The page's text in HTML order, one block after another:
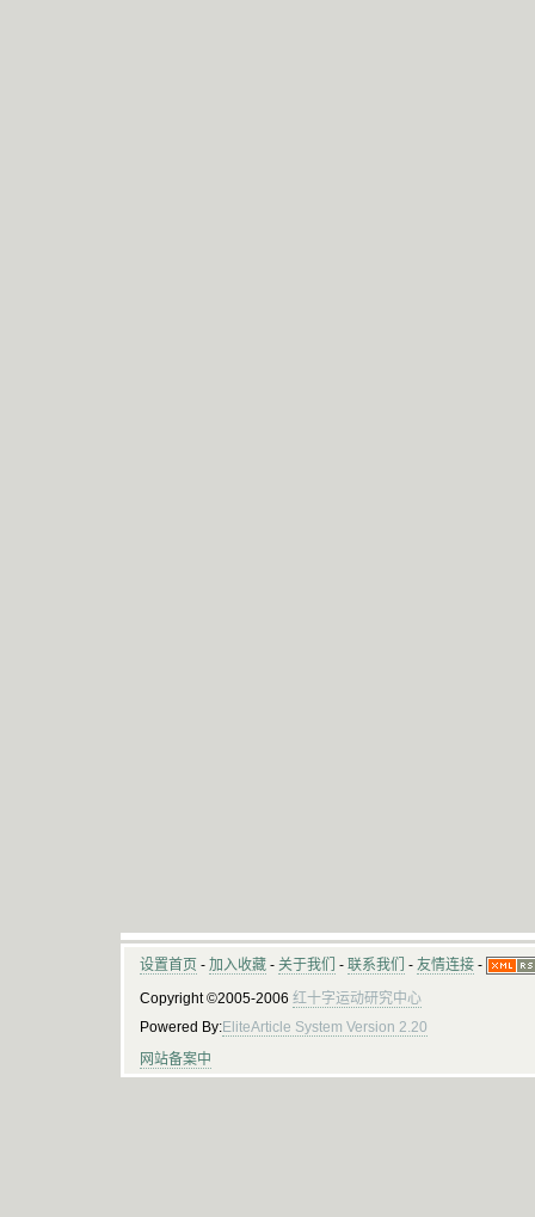
设置首页 - 加入收藏 - 关于我们 - 联系我们 - 友情连接 -
Copyright ©2005-2006 红十字运动研究中心
Powered By:EliteArticle System Version 2.20
网站备案中